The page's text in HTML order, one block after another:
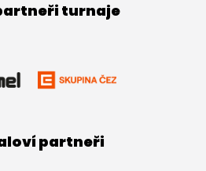
turnaje
partneři